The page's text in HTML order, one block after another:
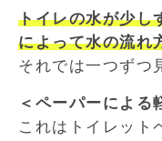
トイレの水が少し
によって水の流れ
それでは一つずつ
＜ペーパーによる
これはトイレット